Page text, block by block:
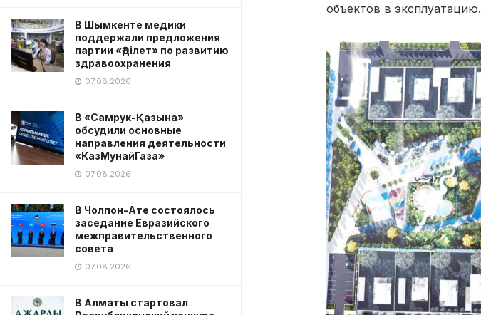
В Шымкенте медики
поддержали предложения
партии «Әділет» по развитию
здравоохранения
07.08.2026
В «Самрук-Қазына»
обсудили основные
направления деятельности
«КазМунайГаза»
07.08.2026
В Чолпон-Ате состоялось
заседание Евразийского
межправительственного
совета
07.08.2026
В Алматы стартовал
объектов в эксплуатацию.